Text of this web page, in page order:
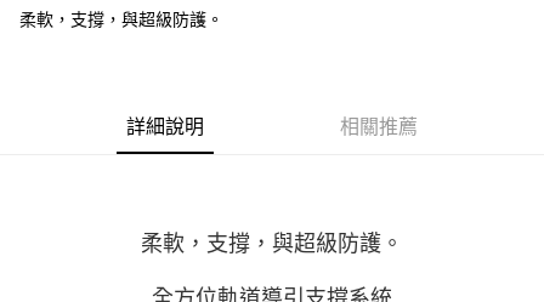
柔軟，支撐，與超級防護。
詳細說明 相關推薦
柔軟，支撐，與超級防護。